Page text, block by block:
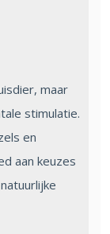
maar
stimulatie.
en
aan keuzes